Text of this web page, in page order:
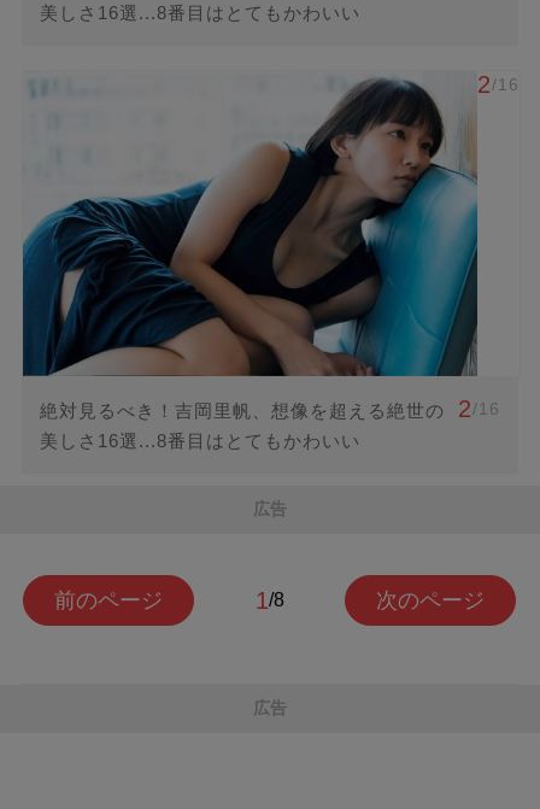
美しさ16選...8番目はとてもかわいい
2/16
絶対見るべき！吉岡里帆、想像を超える絶世の
美しさ16選...8番目はとてもかわいい
2/16
広告
前のページ 1/8 次のページ
広告